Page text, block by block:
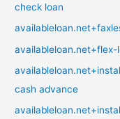
check loan
cash advance